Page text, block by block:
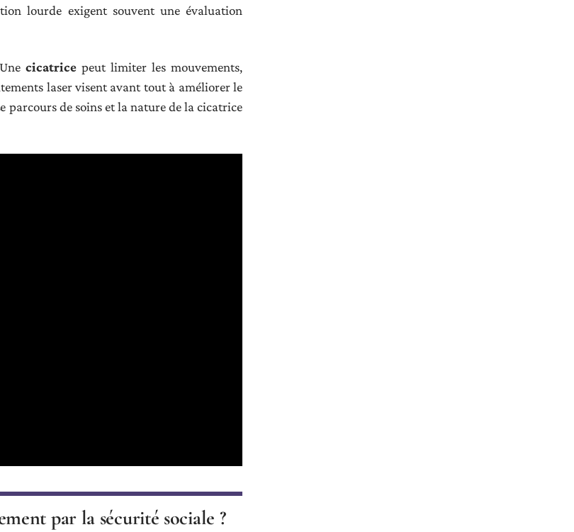
lourde exigent souvent une évaluation
Unecicatrice peut limiter les mouvements,
laser visent avant tout à améliorer le
parcours de soins et la nature de la cicatrice
par la sécurité sociale ?